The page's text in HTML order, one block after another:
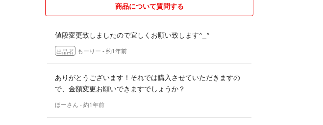
OAKLEY
ジャックバニー
アディダスゴルフ
フィラゴルフ
ナイキゴルフ
プーマゴルフ
ビバハート
商品について質問する
値段変更致しましたので宜しくお願い致します^_^
出品者 もーりー - 約1年前
ありがとうございます！それでは購入させていただきますの
で、金額変更お願いできますでしょうか？
ほーさん - 約1年前